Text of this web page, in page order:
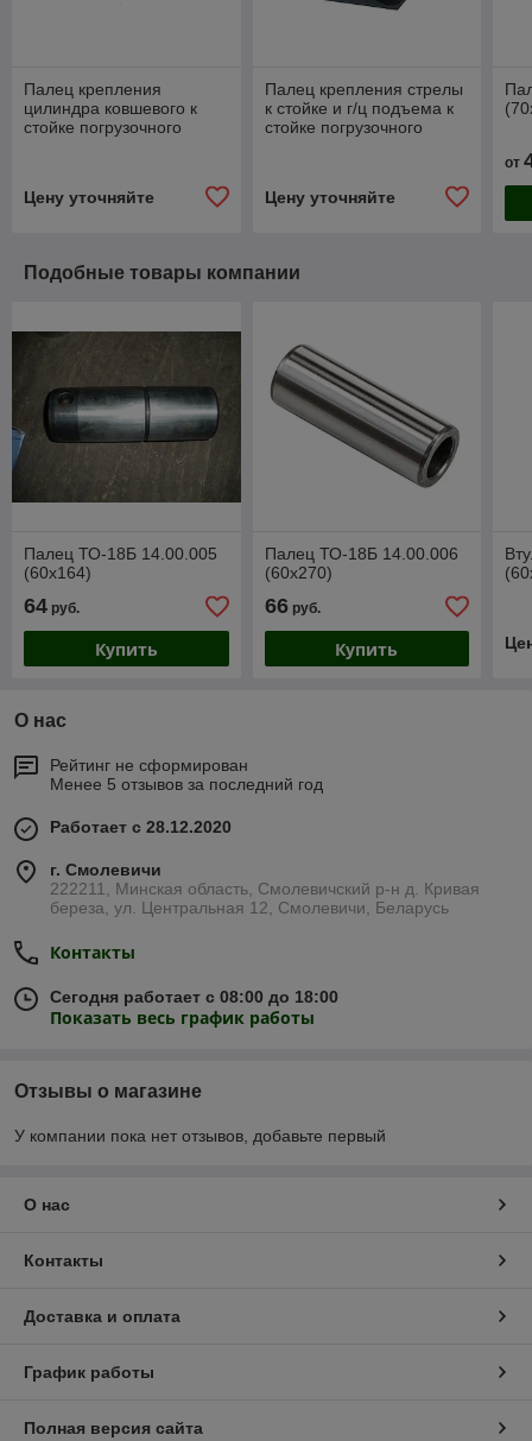
Палец крепления
цилиндра ковшевого к
стойке погрузочного
Цену уточняйте
Палец крепления стрелы
к стойке и г/ц подъема к
стойке погрузочного
Цену уточняйте
от
Подобные товары компании
Палец ТО-18Б 14.00.005
(60х164)
64 руб.
Купить
Палец ТО-18Б 14.00.006
(60х270)
66руб.
Купить
О нас
Рейтинг не сформирован
Менее 5 отзывов за последний год
Работает с 28.12.2020
г. Смолевичи
222211, Минская область, Смолевичский р-н д. Кривая
береза, ул. Центральная 12, Смолевичи, Беларусь
Контакты
Сегодня работает с 08:00 до 18:00
Показать весь график работы
Отзывы о магазине
У компании пока нет отзывов, добавьте первый
О нас
Контакты
Доставка и оплата
График работы
Полная версия сайта